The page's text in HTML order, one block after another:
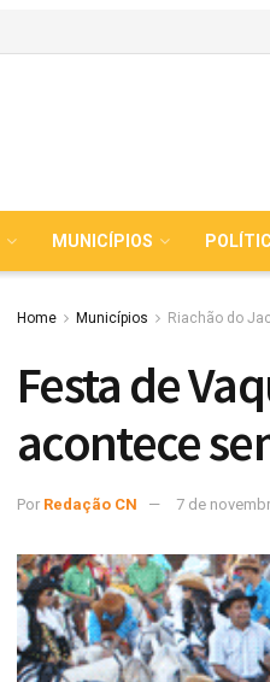
MUNICÍPIOS
Home Municípios Riachão do
Festa de
acontece
Por Redação CN 7 de